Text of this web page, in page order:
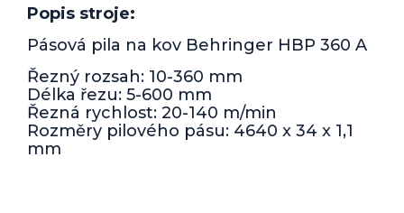
Popis stroje:
Pásová pila na kov Behringer HBP 360 A
Řezný rozsah: 10-360 mm
Délka řezu: 5-600 mm
Řezná rychlost: 20-140 m/min
Rozměry pilového pásu: 4640 x 34 x 1,1
mm